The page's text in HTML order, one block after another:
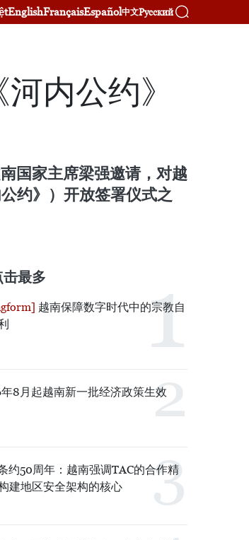
EnglishFrançaisEspañol中文Русский
内公约》
国家主席梁强邀请，对越
约》）开放签署仪式之
击最多
越南保障数字时代中的宗教自
8月起越南新一批经济政策生效
约50周年：越南强调TAC的合作精
建地区安全架构的核心